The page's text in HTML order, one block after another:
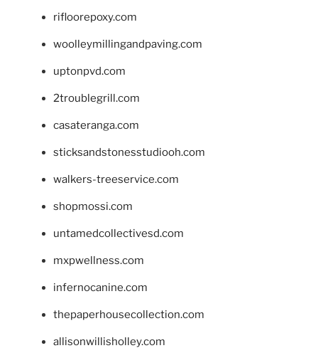
rifloorepoxy.com
woolleymillingandpaving.com
uptonpvd.com
2troublegrill.com
casateranga.com
sticksandstonesstudiooh.com
walkers-treeservice.com
shopmossi.com
untamedcollectivesd.com
mxpwellness.com
infernocanine.com
thepaperhousecollection.com
allisonwillisholley.com